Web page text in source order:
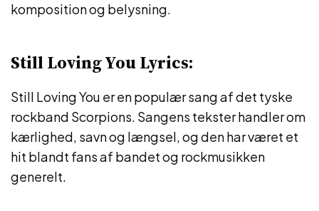
komposition og belysning.
Still Loving You Lyrics:
Still Loving You er en populær sang af det tyske
rockband Scorpions. Sangens tekster handler om
kærlighed, savn og længsel, og den har været et
hit blandt fans af bandet og rockmusikken
generelt.